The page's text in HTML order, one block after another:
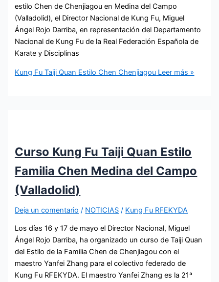
estilo Chen de Chenjiagou en Medina del Campo
(Valladolid), el Director Nacional de Kung Fu, Miguel
Ángel Rojo Darriba, en representación del Departamento
Nacional de Kung Fu de la Real Federación Española de
Karate y Disciplinas
Kung Fu Taiji Quan Estilo Chen Chenjiagou Leer más »
Curso Kung Fu Taiji Quan Estilo
Familia Chen Medina del Campo
(Valladolid)
Deja un comentario / NOTICIAS / Kung Fu RFEKYDA
Los días 16 y 17 de mayo el Director Nacional, Miguel
Ángel Rojo Darriba, ha organizado un curso de Taiji Quan
del Estilo de la Familia Chen de Chenjiagou con el
maestro Yanfei Zhang para el colectivo federado de
Kung Fu RFEKYDA. El maestro Yanfei Zhang es la 21ª